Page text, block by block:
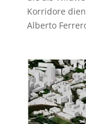
Korridore
Alberto